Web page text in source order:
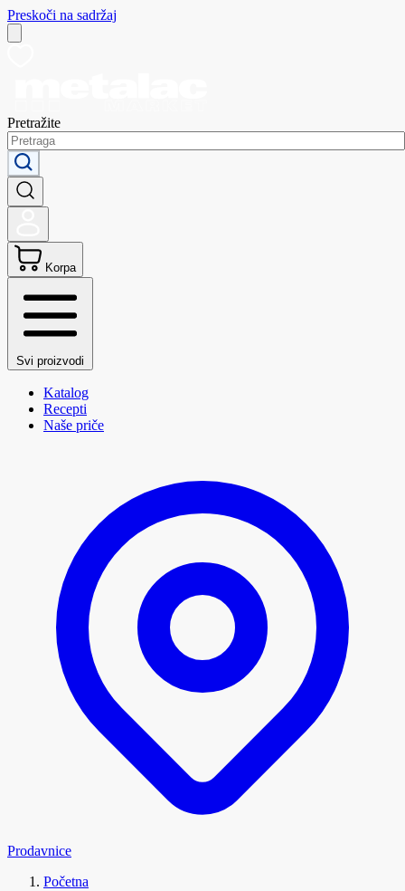
Preskoči na sadržaj
Pretražite
Korpa
Svi proizvodi
Katalog
Recepti
Naše priče
Prodavnice
Početna